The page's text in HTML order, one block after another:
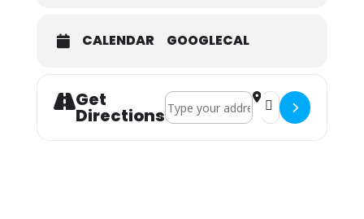
CALENDAR GOOGLECAL
Get
Directions
Address - BL FC Bayern : Bayer 04
Destination